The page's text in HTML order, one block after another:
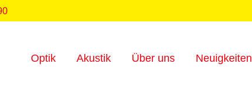
Optik Akustik Über uns Neuigkeiten